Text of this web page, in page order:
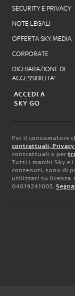
SECURITY E PRIVACY
NOTE LEGALI
OFFERTA SKY MEDIA
CORPORATE
DICHIARAZIONE DI
ACCESSIBILITA'
ACCEDI A
SKY GO
Per il consumatore
contrattuali, Privacy
contrattuali o per
Tutti i marchi Sky
contenuti, sono di
utilizzati su licenza.
04619241005.